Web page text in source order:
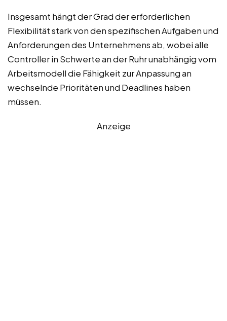
Insgesamt hängt der Grad der erforderlichen
Flexibilität stark von den spezifischen Aufgaben und
Anforderungen des Unternehmens ab, wobei alle
Controller in Schwerte an der Ruhr unabhängig vom
Arbeitsmodell die Fähigkeit zur Anpassung an
wechselnde Prioritäten und Deadlines haben
müssen.
Anzeige